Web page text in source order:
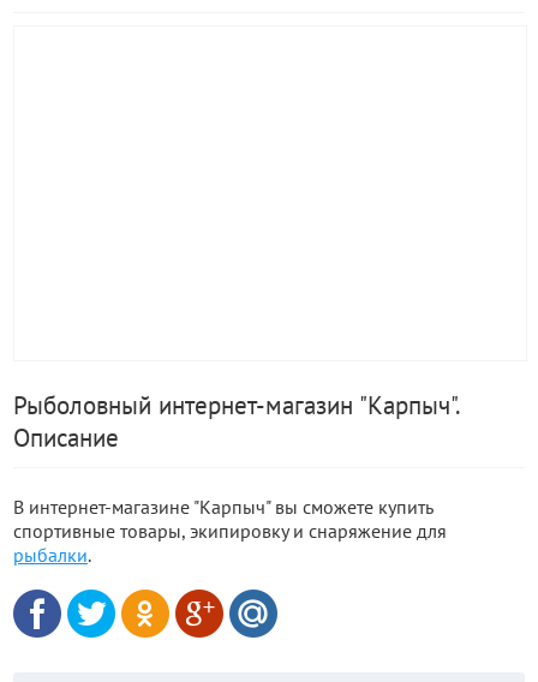
Рыболовный интернет-магазин "Карпыч".
Описание
В интернет-магазине "Карпыч" вы сможете купить
спортивные товары, экипировку и снаряжение для
рыбалки.